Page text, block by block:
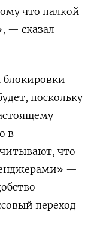
что палкой
— сказал
блокировки
поскольку
в
что
—
переход